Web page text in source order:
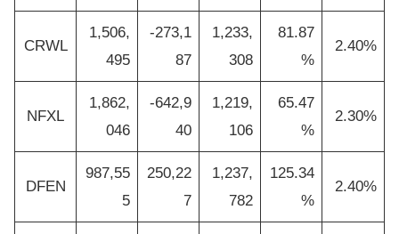
CRWL
1,506,
495
-273,1
87
1,233,
308
81.87
%
2.40%
NFXL
1,862,
046
-642,9
40
1,219,
106
65.47
%
2.30%
DFEN
987,55
5
250,22
7
1,237,
782
125.34
%
2.40%